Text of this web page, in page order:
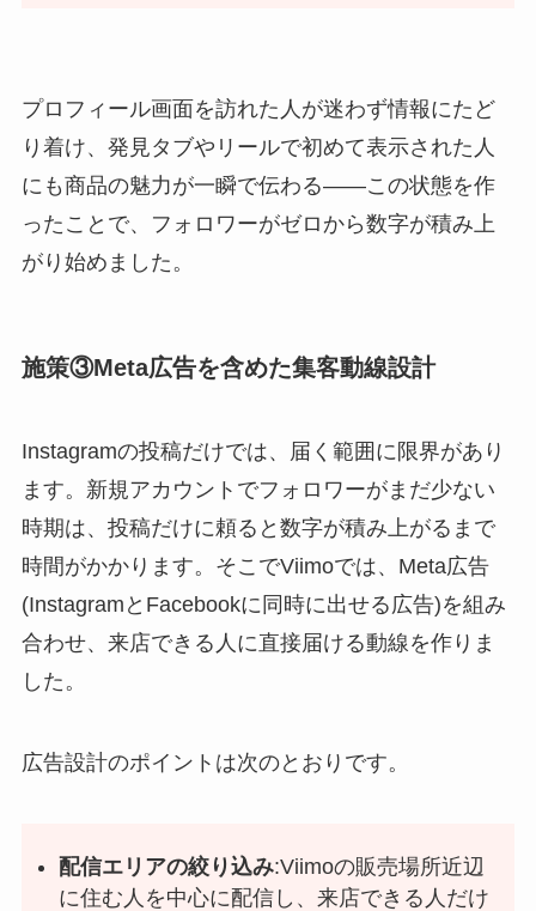
プロフィール画面を訪れた人が迷わず情報にたど
り着け、発見タブやリールで初めて表示された人
にも商品の魅力が一瞬で伝わる――この状態を作
ったことで、フォロワーがゼロから数字が積み上
がり始めました。
施策③Meta広告を含めた集客動線設計
Instagramの投稿だけでは、届く範囲に限界があり
ます。新規アカウントでフォロワーがまだ少ない
時期は、投稿だけに頼ると数字が積み上がるまで
時間がかかります。そこでViimoでは、Meta広告
(InstagramとFacebookに同時に出せる広告)を組み
合わせ、来店できる人に直接届ける動線を作りま
した。
広告設計のポイントは次のとおりです。
配信エリアの絞り込み:Viimoの販売場所近辺
に住む人を中心に配信し、来店できる人だけ